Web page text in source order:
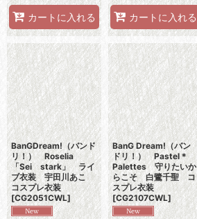
カートに入れる カートに入れる
BanGDream!（バンド
リ！） Roselia
「Sei stark」 ライ
ブ衣装 宇田川あこ
コスプレ衣装
[CG2051CWL]
BanG Dream!（バン
ドリ！） Pastel＊
Palettes 守りたいか
らこそ 白鷺千聖 コ
スプレ衣装
[CG2107CWL]